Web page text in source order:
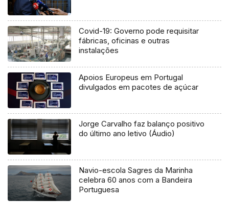
Covid-19: Governo pode requisitar
fábricas, oficinas e outras
instalações
Apoios Europeus em Portugal
divulgados em pacotes de açúcar
Jorge Carvalho faz balanço positivo
do último ano letivo (Áudio)
Navio-escola Sagres da Marinha
celebra 60 anos com a Bandeira
Portuguesa